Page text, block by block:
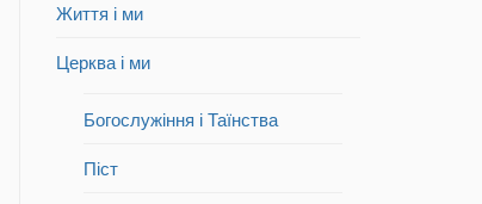
Життя і ми
Церква і ми
Богослужіння і Таїнства
Піст